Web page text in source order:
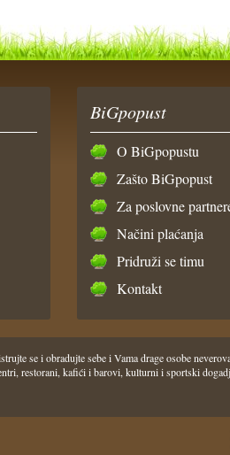
BiGpopust
O BiGpopustu
Zašto BiGpopust
Za poslovne
Načini plaćanja
Pridruži se timu
Kontakt
se i obradujte sebe i Vama drage osobe
restorani, kafići i barovi, kulturni i sportski